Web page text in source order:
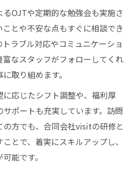
るOJTや定期的な勉強会も実施さ
とや不安な点もすぐに相談でき
ラブル対応やコミュニケーショ
富なスタッフがフォローしてくれ
取り組めます。
に応じたシフト調整や、福利厚
ポートも充実しています。訪問
方でも、合同会社visitの研修と
とで、着実にスキルアップし、
能です。